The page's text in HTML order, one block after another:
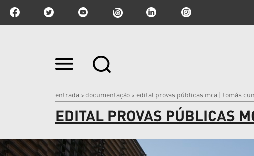
Ir
para
|
Ir
para
entrada > documentação > edital provas públicas mca | tomás
EDITAL PROVAS PÚBLICAS